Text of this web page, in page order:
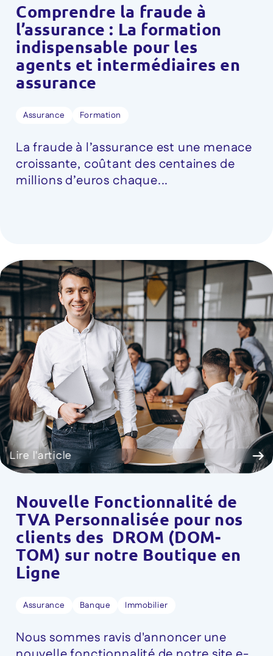
Comprendre la fraude à
l’assurance : La formation
indispensable pour les
agents et intermédiaires en
assurance
Assurance Formation
La fraude à l’assurance est une menace
croissante, coûtant des centaines de
millions d’euros chaque...
Lire l'article
Nouvelle Fonctionnalité de
TVA Personnalisée pour nos
clients des DROM (DOM-
TOM) sur notre Boutique en
Ligne
Assurance Banque Immobilier
Nous sommes ravis d'annoncer une